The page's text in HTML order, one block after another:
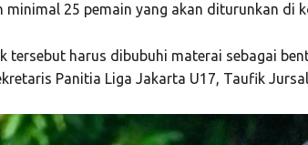
minimal 25 pemain yang akan diturunkan di
tersebut harus dibubuhi materai sebagai
Panitia Liga Jakarta U17, Taufik